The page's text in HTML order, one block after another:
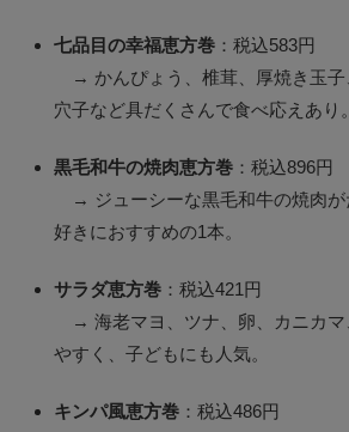
七品目の幸福恵方巻 ：税込583円
→ かんぴょう、椎茸、厚焼き玉子
穴子など具だくさんで食べ応えあり。
黒毛和牛の焼肉恵方巻 ：税込896円
→ ジューシーな黒毛和牛の焼肉が
好きにおすすめの1本。
サラダ恵方巻 ：税込421円
→ 海老マヨ、ツナ、卵、カニカマ
やすく、子どもにも人気。
キンパ風恵方巻 ：税込486円